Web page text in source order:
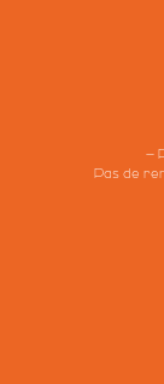
–
Pas de